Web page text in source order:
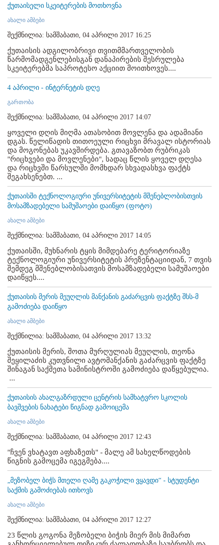
ქუთაისელი სკეიტერების მოთხოვნა
ახალი ამბები
შექმნილია: სამშაბათი, 04 აპრილი 2017 16:25
ქუთაისის ადგილობრივი თვითმმართველობის
წარმომადგენლებისგან დანაპირების შესრულება
სკეიტერებმა საპროტესო აქციით მოითხოვეს....
4 აპრილი - ინტერნეტის დღე
გართობა
შექმნილია: სამშაბათი, 04 აპრილი 2017 14:07
ყოველი დღის მიღმა ათასობით მოვლენა და ადამიანი
დგას. წელიწადის თითოეული რიცხვი მრავალ ისტორიას
და მოგონებას უკავშირდება. გთავაზობთ რუბრიკას
"რიცხვები და მოვლენები", სადაც წლის ყოველ დღესა
და რიცხვში წარსულში მომხდარ სხვადასხვა ფაქტს
შეგახსენებთ. ...
ქუთაისში ტექნოლოგიური უნივერსიტეტის მშენებლობისთვის
მოსამზადებელი სამუშაოები დაიწყო (ფოტო)
ახალი ამბები
შექმნილია: სამშაბათი, 04 აპრილი 2017 14:05
ქუთაისში, მუხნარის ტყის მიმდებარე ტერიტორიაზე
ტექნოლოგიური უნივერსიტეტის პრეზენტაციიდან, 7 თვის
შემდეგ მშენებლობისათვის მოსამზადებელი სამუშაოები
დაიწყეს....
ქუთაისის მერის მეუღლის მანქანის გაძარცვის ფაქტზე შსს-მ
გამოძიება დაიწყო
ახალი ამბები
შექმნილია: სამშაბათი, 04 აპრილი 2017 13:32
ქუთაისის მერის, შოთა მურღულიას მეუღლის, თეონა
შეყილაძის კუთვნილი ავტომანქანის გაძარცვის ფაქტზე
შინაგან საქმეთა სამინისტროში გამოძიება დაწყებულია.
...
ქუთაისის ახალგაზრდული ცენტრის სამხატვრო სკოლის
ბავშვების ნახატები წიგნად გამოიცემა
ახალი ამბები
შექმნილია: სამშაბათი, 04 აპრილი 2017 12:43
"ჩვენ ვხატავთ აფხაზეთს" - მალე ამ სახელწოდების
წიგნის გამოცემა იგეგმება....
„მეზობელ ბიჭს მთელი ღამე გაკოჭილი ვყავდი“ - სტუდენტი
საქმის გამოძიებას ითხოვს
ახალი ამბები
შექმნილია: სამშაბათი, 04 აპრილი 2017 12:27
23 წლის გოგონა მეზობელი ბიჭის მიერ მის მიმართ